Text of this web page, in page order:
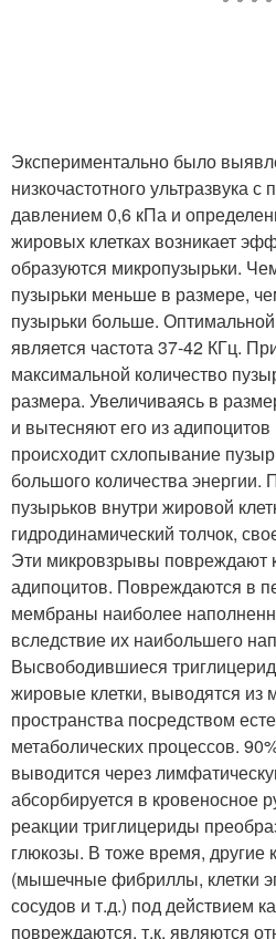
Экспериментально было
низкочастотного ультразвука
давлением 0,6 кПа и
жировых клетках возникает
образуются микропузырьки.
пузырьки меньше в размере,
пузырьки больше.
является частота 37-42 КГц.
максимальной количество
размера. Увеличиваясь в
и вытесняют его из
происходит схлопывание
большого количества энергии.
пузырьков внутри жировой
гидродинамический толчок,
Эти микровзрывы повреждают
адипоцитов. Повреждаются в
мембраны наиболее
вследствие их наибольшего
Высвободившиеся
жировые клетки, выводятся из
пространства посредством
метаболических процессов.
выводится через
абсорбируется в кровеносное
реакции триглицериды
глюкозы. В тоже время, другие
(мышечные фибриллы, клетки
сосудов и т.д.) под действием
повреждаются, т.к. являются